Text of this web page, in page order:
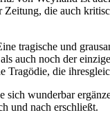
Zeitung, die auch
tragische und
auch noch der
Tragödie, die
wunderbar
und nach erschließt.